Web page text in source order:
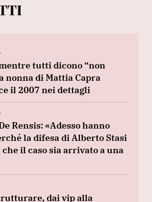
tutti dicono “non
nonna di Mattia Capra
il 2007 nei dettagli
Rensis: «Adesso hanno
la difesa di Alberto Stasi
il caso sia arrivato a una
dai vip alla